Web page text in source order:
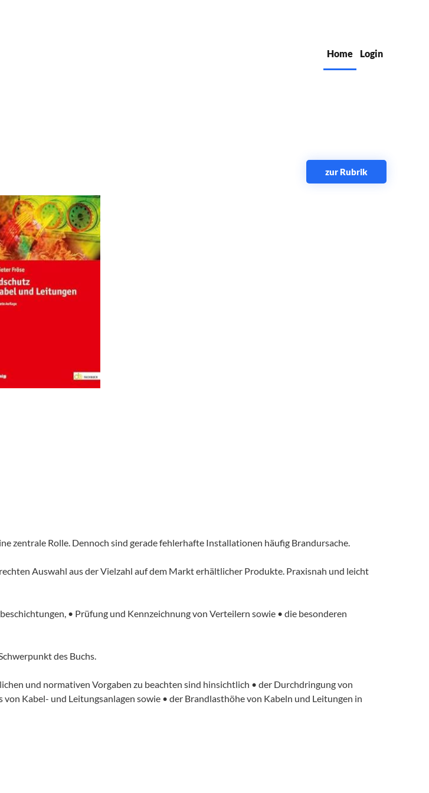
Home
Login
zur Rubrik
zentrale Rolle. Dennoch sind gerade fehlerhafte Installationen häufig Brandursache.
Auswahl aus der Vielzahl auf dem Markt erhältlicher Produkte. Praxisnah und leicht
• Prüfung und Kennzeichnung von Verteilern sowie • die besonderen
des Buchs.
und normativen Vorgaben zu beachten sind hinsichtlich • der Durchdringung von
Kabel- und Leitungsanlagen sowie • der Brandlasthöhe von Kabeln und Leitungen in